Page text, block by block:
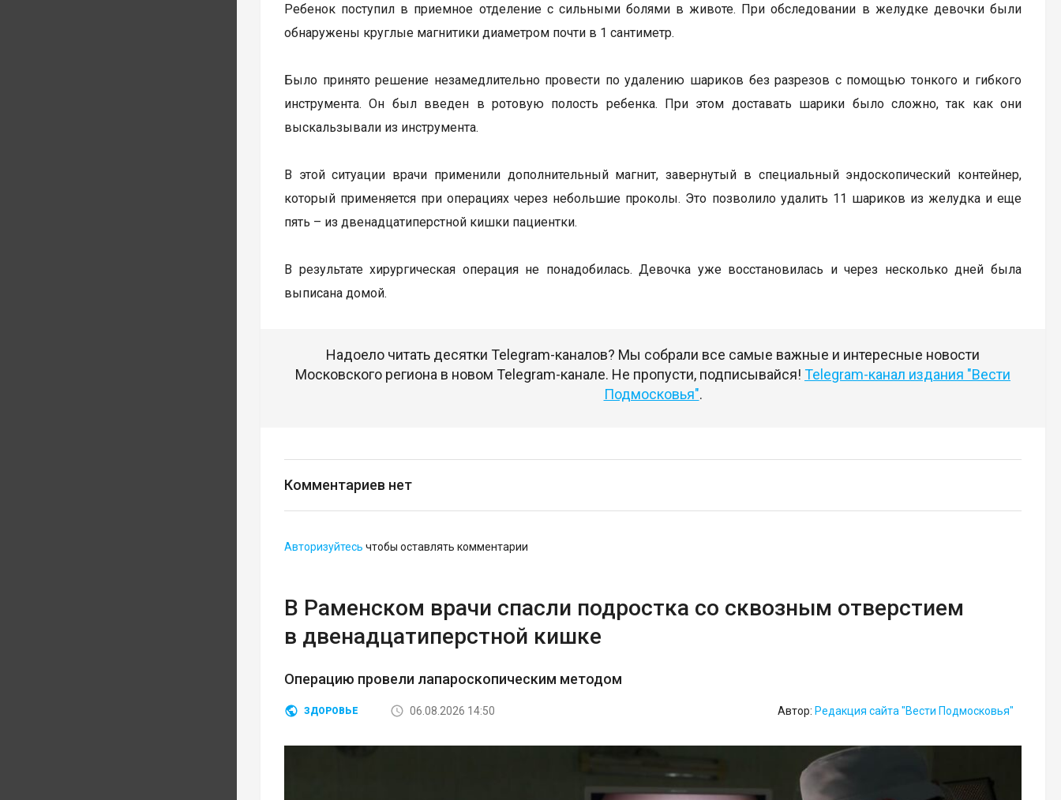
Ребенок поступил в приемное отделение с сильными болями в животе. При обследовании в желудке девочки были
обнаружены круглые магнитики диаметром почти в 1 сантиметр.
Было принято решение незамедлительно провести по удалению шариков без разрезов с помощью тонкого и гибкого
инструмента. Он был введен в ротовую полость ребенка. При этом доставать шарики было сложно, так как они
выскальзывали из инструмента.
В этой ситуации врачи применили дополнительный магнит, завернутый в специальный эндоскопический контейнер,
который применяется при операциях через небольшие проколы. Это позволило удалить 11 шариков из желудка и еще
пять – из двенадцатиперстной кишки пациентки.
В результате хирургическая операция не понадобилась. Девочка уже восстановилась и через несколько дней была
выписана домой.
Надоело читать десятки Telegram-каналов? Мы собрали все самые важные и интересные новости
Московского региона в новом Telegram-канале. Не пропусти, подписывайся! Telegram-канал издания "Вести
Подмосковья".
Комментариев нет
Авторизуйтесь чтобы оставлять комментарии
В Раменском врачи спасли подростка со сквозным отверстием
в двенадцатиперстной кишке
Операцию провели лапароскопическим методом
ЗДОРОВЬЕ 06.08.2026 14:50 Автор: Редакция сайта "Вести Подмосковья"